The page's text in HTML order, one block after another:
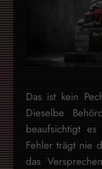
Das ist kein
Dieselbe
beaufsichtigt
Fehler trägt nie
das